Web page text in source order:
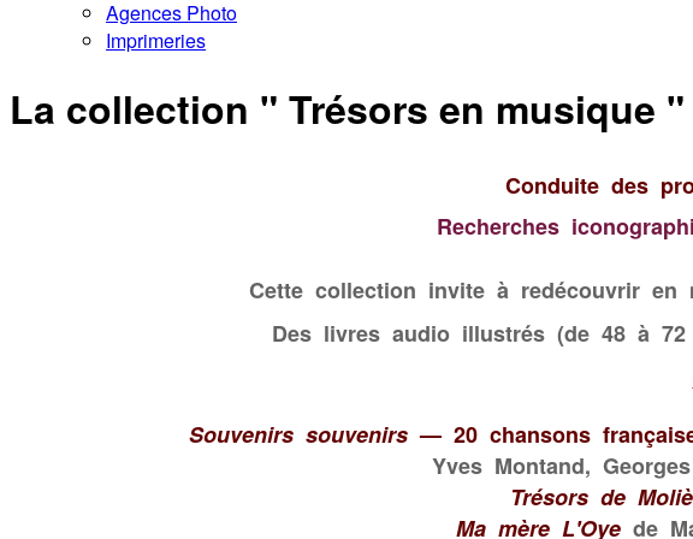
Agences Photo
Imprimeries
La collection " Trésors en musique "
Conduite des
Recherches
Cette collection invite à redécouvrir en
Des livres audio illustrés (de 48 à
Souvenirs souvenirs — 20 chansons
Yves Montand,
Trésors de
Ma mère L'Oyede